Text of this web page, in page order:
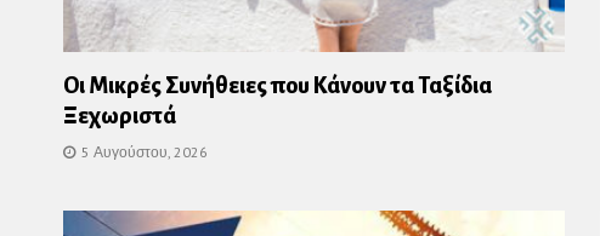
Οι Μικρές Συνήθειες που Κάνουν τα Ταξίδια
Ξεχωριστά
5 Αυγούστου, 2026